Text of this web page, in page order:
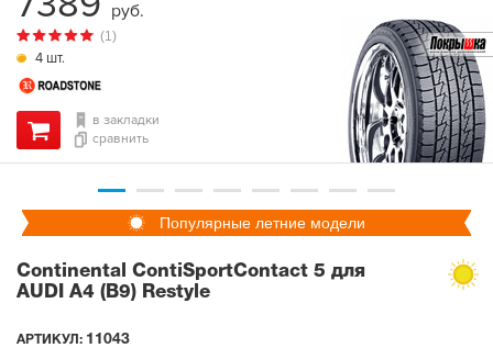
4 шт.
(1)
в закладки
сравнить
руб.
Популярные летние модели
Continental ContiSportContact 5 для
AUDI A4 (B9) Restyle
АРТИКУЛ: 11043